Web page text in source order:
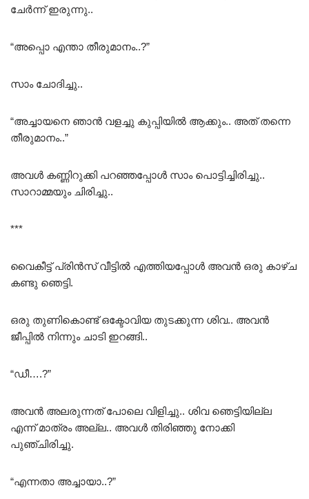
ചേർന്ന് ഇരുന്നു..
“അപ്പൊ എന്താ തീരുമാനം..?”
സാം ചോദിച്ചു..
“അച്ചായനെ ഞാൻ വളച്ചു കുപ്പിയിൽ ആക്കും.. അത് തന്നെ
തീരുമാനം..”
അവൾ കണ്ണിറുക്കി പറഞ്ഞപ്പോൾ സാം പൊട്ടിച്ചിരിച്ചു..
സാറാമ്മയും ചിരിച്ചു..
***
വൈകീട്ട് പ്രിൻസ് വീട്ടിൽ എത്തിയപ്പോൾ അവൻ ഒരു കാഴ്ച
കണ്ടു ഞെട്ടി.
ഒരു തുണികൊണ്ട് ഒക്ടോവിയ തുടക്കുന്ന ശിവ.. അവൻ
ജീപ്പിൽ നിന്നും ചാടി ഇറങ്ങി..
“ഡീ….?”
അവൻ അലരുന്നത്‌ പോലെ വിളിച്ചു.. ശിവ ഞെട്ടിയില്ല
എന്ന് മാത്രം അല്ല.. അവൾ തിരിഞ്ഞു നോക്കി
പുഞ്ചിരിച്ചു.
“എന്നതാ അച്ചായാ..?”